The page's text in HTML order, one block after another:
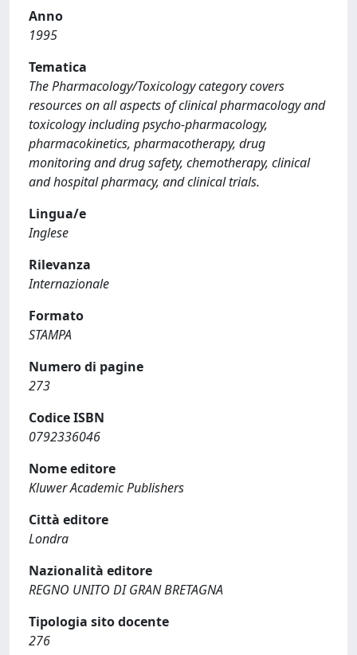
Anno
1995
Tematica
The Pharmacology/Toxicology category covers
resources on all aspects of clinical pharmacology and
toxicology including psycho-pharmacology,
pharmacokinetics, pharmacotherapy, drug
monitoring and drug safety, chemotherapy, clinical
and hospital pharmacy, and clinical trials.
Lingua/e
Inglese
Rilevanza
Internazionale
Formato
STAMPA
Numero di pagine
273
Codice ISBN
0792336046
Nome editore
Kluwer Academic Publishers
Città editore
Londra
Nazionalità editore
REGNO UNITO DI GRAN BRETAGNA
Tipologia sito docente
276